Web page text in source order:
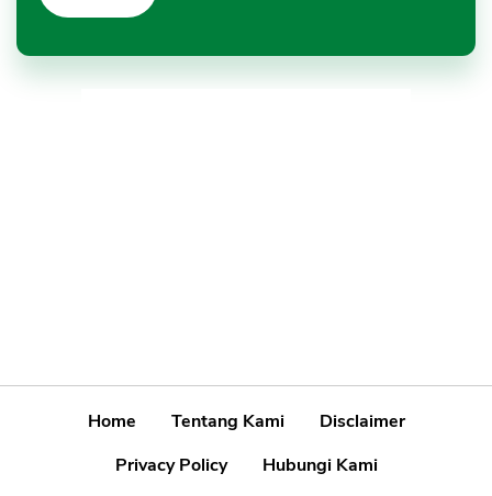
Home Tentang Kami
Disclaimer
Privacy Policy
Hubungi Kami